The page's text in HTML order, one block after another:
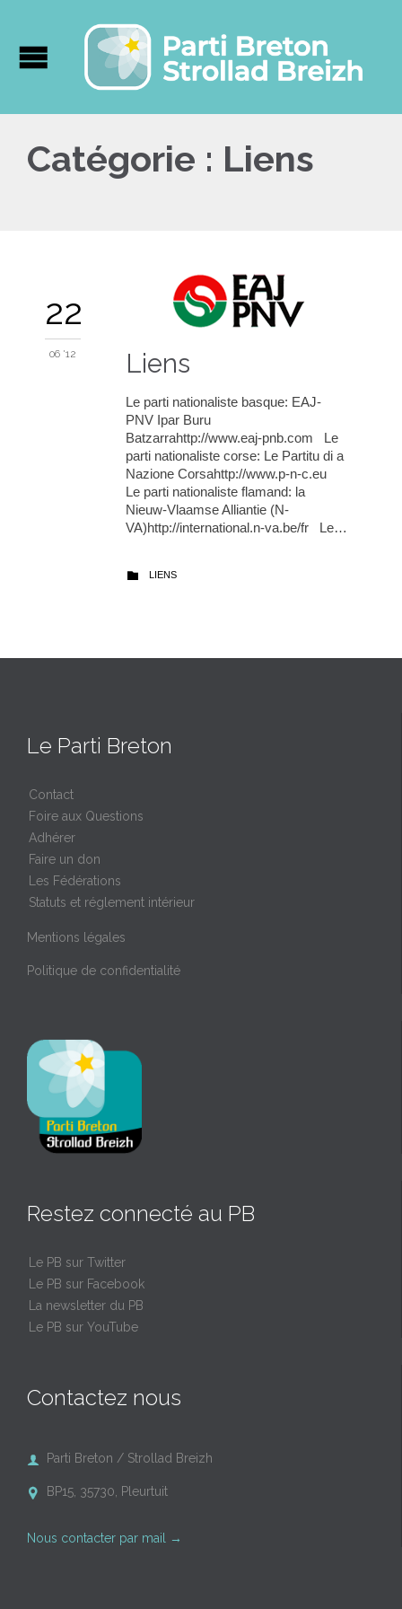
Catégorie : Liens
22
06 '12 Liens
Le parti nationaliste basque: EAJ-
PNV Ipar Buru
Batzarrahttp://www.eaj-pnb.com Le
parti nationaliste corse: Le Partitu di a
Nazione Corsahttp://www.p-n-c.eu
Le parti nationaliste flamand: la
Nieuw-Vlaamse Alliantie (N-
VA)http://international.n-va.be/fr Le…
 CATEGORY
LIENS
Le Parti Breton
Contact
Foire aux Questions
Adhérer
Faire un don
Les Fédérations
Statuts et réglement intérieur
Mentions légales
Politique de confidentialité
Restez connecté au PB
Le PB sur Twitter
Le PB sur Facebook
La newsletter du PB
Le PB sur YouTube
Contactez nous
 Parti Breton / Strollad Breizh
 BP15, 35730, Pleurtuit
Nous contacter par mail →